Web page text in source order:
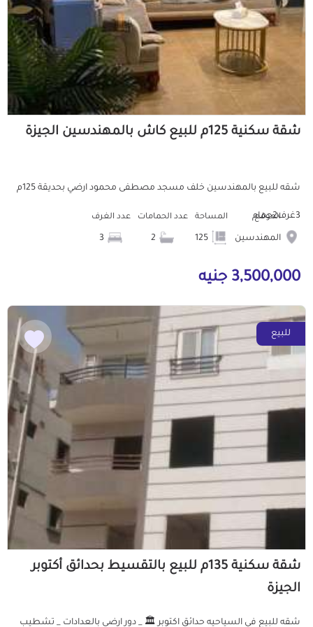
شقة سكنية 125م للبيع كاش بالمهندسين الجيزة
شقه للبيع بالمهندسين خلف مسجد مصطفى محمود ارضي بحديقة 125م
3غرف2حمام الموقع
المهندسين
المساحة عدد الحمامات عدد الغرف
3,500,000 جنيه
للبيع
شقة سكنية 135م للبيع بالتقسيط بحدائق أكتوبر
الجيزة
شقه للبيع في السياحيه حدائق اكتوبر 🏛️ _ دور ارضى بالعدادات _ تشطيب